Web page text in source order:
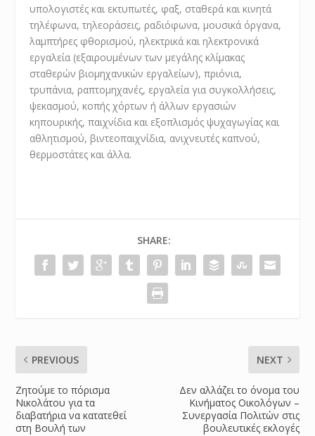
υπολογιστές και εκτυπωτές, φαξ, σταθερά και κινητά
τηλέφωνα, τηλεοράσεις, ραδιόφωνα, μουσικά όργανα,
λαμπτήρες φθορισμού, ηλεκτρικά και ηλεκτρονικά
εργαλεία (εξαιρουμένων των μεγάλης κλίμακας
σταθερών βιομηχανικών εργαλείων), πριόνια,
τρυπάνια, ραπτομηχανές, εργαλεία για συγκολλήσεις,
ψεκασμού, κοπής χόρτων ή άλλων εργασιών
κηπουρικής, παιχνίδια και εξοπλισμός ψυχαγωγίας και
αθλητισμού, βιντεοπαιχνίδια, ανιχνευτές καπνού,
θερμοστάτες και άλλα.
SHARE:
PREVIOUS
Ζητούμε το πόρισμα
Νικολάτου για τα
διαβατήρια να κατατεθεί
στη Βουλή των
NEXT
Δεν αλλάζει το όνομα του
Κινήματος Οικολόγων –
Συνεργασία Πολιτών στις
βουλευτικές εκλογές